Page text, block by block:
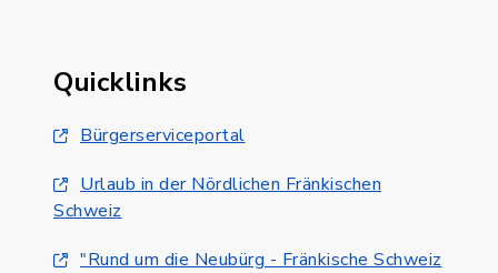
Quicklinks
Bürgerserviceportal
Urlaub in der Nördlichen Fränkischen
Schweiz
"Rund um die Neubürg - Fränkische Schweiz